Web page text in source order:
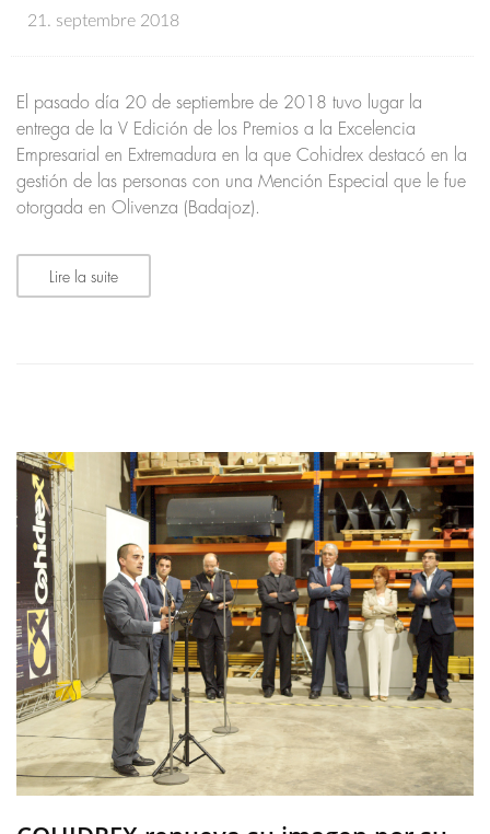
21. septembre 2018
El pasado día 20 de septiembre de 2018 tuvo lugar la
entrega de la V Edición de los Premios a la Excelencia
Empresarial en Extremadura en la que Cohidrex destacó en la
gestión de las personas con una Mención Especial que le fue
otorgada en Olivenza (Badajoz).
Lire la suite